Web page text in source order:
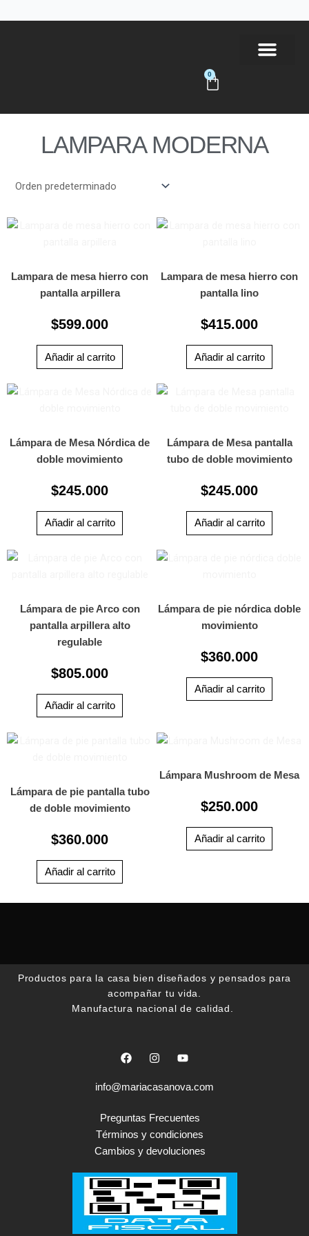
al
0
Carrito
LAMPARA MODERNA
Lampara de mesa hierro con
pantalla arpillera
$599.000
Añadir al carrito
Lampara de mesa hierro con
pantalla lino
$415.000
Añadir al carrito
Lámpara de Mesa Nórdica de
doble movimiento
$245.000
Añadir al carrito
Lámpara de Mesa pantalla
tubo de doble movimiento
$245.000
Añadir al carrito
Lámpara de pie Arco con
pantalla arpillera alto
regulable
$805.000
Añadir al carrito
Lámpara de pie nórdica doble
movimiento
$360.000
Añadir al carrito
Lámpara de pie pantalla tubo
de doble movimiento
$360.000
Añadir al carrito
Lámpara Mushroom de Mesa
$250.000
Añadir al carrito
Productos para la casa bien diseñados y pensados para
acompañar tu vida.
Manufactura nacional de calidad.
F
a
e
o
I
n
t
r
m
Y
o
t
e
info@mariacasanova.com
Preguntas Frecuentes
Términos y condiciones
Cambios y devoluciones